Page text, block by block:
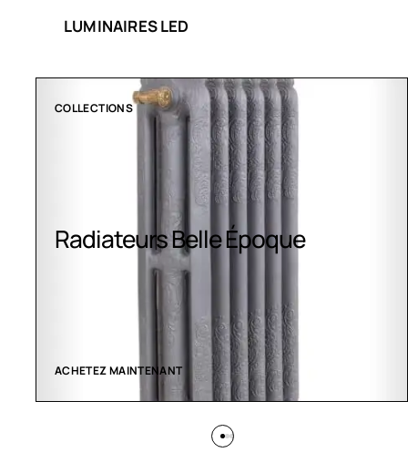
LUMINAIRES LED
CLIMATISATION GREENOR
Climatisation Greenor
VOIR LES CRÉATIONS